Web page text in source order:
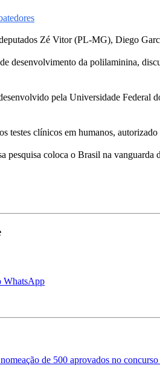
Zé Vitor(PL-MG), Diego
desenvolvimento da polilaminina,
pela Universidade Federal
testes clínicos em humanos,
pesquisa coloca o Brasil na
WhatsApp